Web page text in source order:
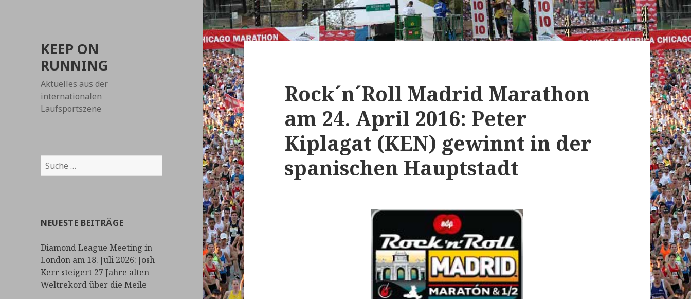
KEEP ON
RUNNING
Aktuelles aus der
internationalen
Laufsportszene
Suche
nach:
NEUESTE BEITRÄGE
Diamond League Meeting in
London am 18. Juli 2026: Josh
Kerr steigert 27 Jahre alten
Weltrekord über die Meile
Rock´n´Roll Madrid Marathon
am 24. April 2016: Peter
Kiplagat (KEN) gewinnt in der
spanischen Hauptstadt